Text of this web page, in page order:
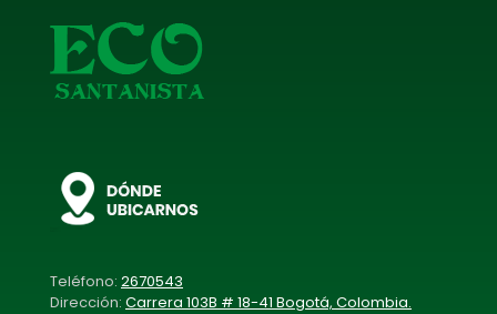
Teléfono: 2670543
Dirección: Carrera 103B # 18-41 Bogotá, Colombia.